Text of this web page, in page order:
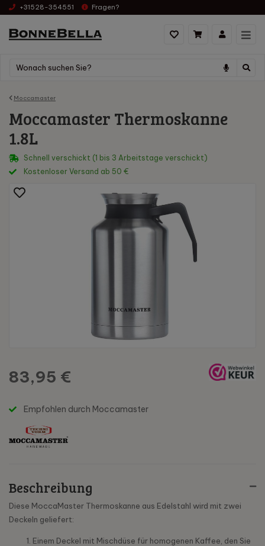
+31528-354551 Fragen?
Moccamaster
Moccamaster Thermoskanne
1.8L
Empfohlen durch Moccamaster
83,95 €
Schnell verschickt (1 bis 3 Arbeitstage verschickt)
Kostenloser Versand ab 50 €
Beschreibung
Diese MoccaMaster Thermoskanne aus Edelstahl wird mit zwei
Deckeln geliefert:
Einem Deckel mit Mischdüse für homogenen Kaffee, den Sie